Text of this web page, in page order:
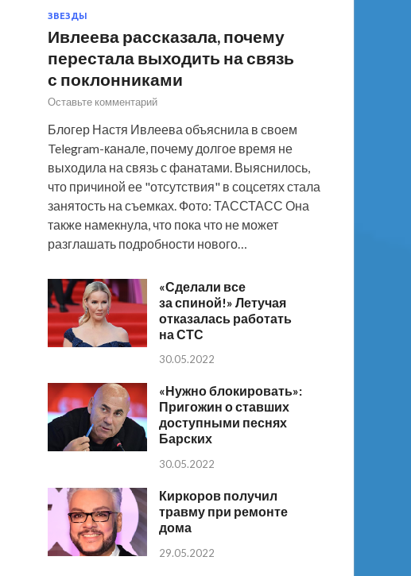
ЗВЕЗДЫ
Ивлеева рассказала, почему
перестала выходить на связь
с поклонниками
Оставьте комментарий
Блогер Настя Ивлеева объяснила в своем
Telegram-канале, почему долгое время не
выходила на связь с фанатами. Выяснилось,
что причиной ее "отсутствия" в соцсетях стала
занятость на съемках. Фото: ТАССТАСС Она
также намекнула, что пока что не может
разглашать подробности нового…
«Сделали все
за спиной!» Летучая
отказалась работать
на СТС
30.05.2022
«Нужно блокировать»:
Пригожин о ставших
доступными песнях
Барских
30.05.2022
Киркоров получил
травму при ремонте
дома
29.05.2022